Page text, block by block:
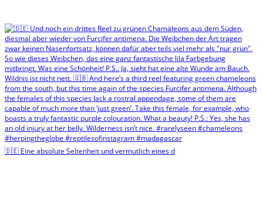
🇩🇪 Eine absolute Seltenheit und vermutlich eines d